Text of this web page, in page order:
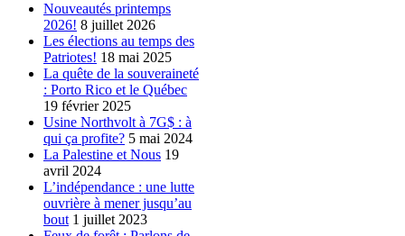
Nouveautés printemps
2026! 8 juillet 2026
Les élections au temps des
Patriotes! 18 mai 2025
La quête de la souveraineté
: Porto Rico et le Québec
19 février 2025
Usine Northvolt à 7G$ : à
qui ça profite? 5 mai 2024
La Palestine et Nous 19
avril 2024
L’indépendance : une lutte
ouvrière à mener jusqu’au
bout 1 juillet 2023